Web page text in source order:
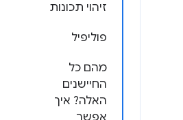
זיהוי תכונות
פוליפיל
מהם כל
החיישנים
האלה? איך
אפשר